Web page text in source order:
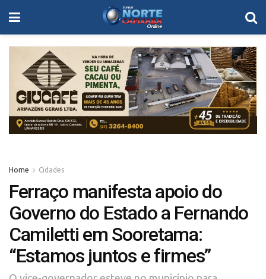
Home Cidades
Ferraço manifesta apoio do
Governo do Estado a Fernando
Camiletti em Sooretama:
“Estamos juntos e firmes”